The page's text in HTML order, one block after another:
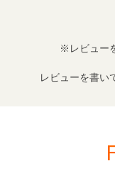
※レビュー
レビューを書い